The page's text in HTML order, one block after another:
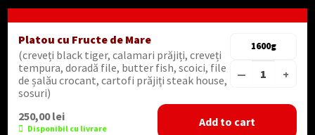
Platou cu Fructe de Mare
(creveți black tiger, calamari prăjiți, creveți
tempura, doradă file, butter fish, scoici, file
de șalău crocant, cartofi prăjiți steak house,
sosuri)
1600g
— +
250,00lei
Disponibil cu livrare Add to cart